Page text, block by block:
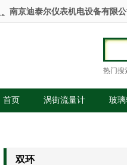
南京迪泰尔仪表机电设备有限
热门搜
首页 涡街流量计 玻
双环